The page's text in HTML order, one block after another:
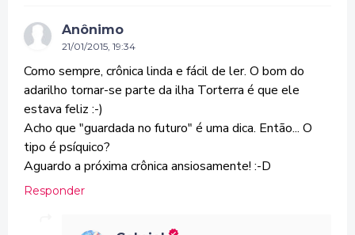
Anônimo
21/01/2015, 19:34
Como sempre, crônica linda e fácil de ler. O bom do
adarilho tornar-se parte da ilha Torterra é que ele
estava feliz :-)
Acho que "guardada no futuro" é uma dica. Então... O
tipo é psíquico?
Aguardo a próxima crônica ansiosamente! :-D
Responder